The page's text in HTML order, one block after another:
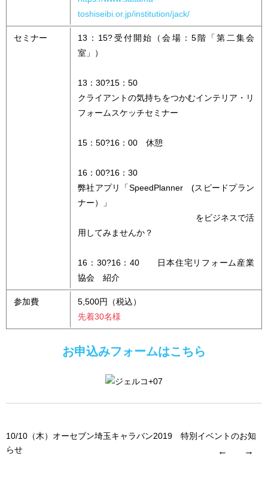
toshiseibi.or.jp/institution/jack/
セミナー
13：15?受付開始（会場：5階「第二集会
室」）
13：30?15：50
クライアントの気持ちをつかむインテリア・リ
フォームスケッチセミナー
15：50?16：00 休憩
16：00?16：30
弊社アプリ「SpeedPlanner (スピードプラン
ナー）」
をビジネスで活
用してみませんか？
16：30?16：40 日本住宅リフォーム産業
協会 紹介
参加費
5,500円（税込）
先着30名様
お申込みフォームはこちら
10/10（木）オーセブン埼玉キャラバン2019 特別イベントのお知
らせ
→
←